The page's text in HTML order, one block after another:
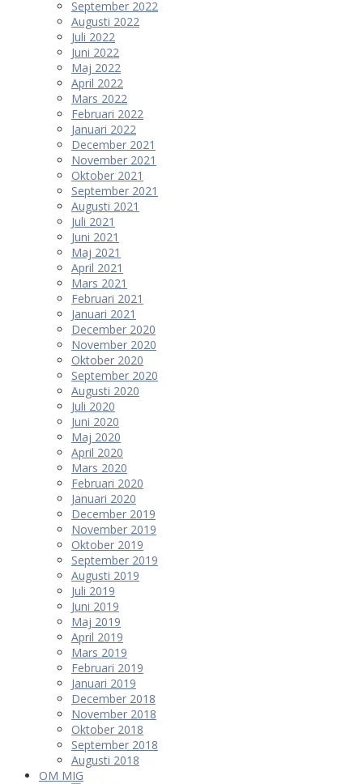
September 2022
Augusti 2022
Juli 2022
Juni 2022
Maj 2022
April 2022
Mars 2022
Februari 2022
Januari 2022
December 2021
November 2021
Oktober 2021
September 2021
Augusti 2021
Juli 2021
Juni 2021
Maj 2021
April 2021
Mars 2021
Februari 2021
Januari 2021
December 2020
November 2020
Oktober 2020
September 2020
Augusti 2020
Juli 2020
Juni 2020
Maj 2020
April 2020
Mars 2020
Februari 2020
Januari 2020
December 2019
November 2019
Oktober 2019
September 2019
Augusti 2019
Juli 2019
Juni 2019
Maj 2019
April 2019
Mars 2019
Februari 2019
Januari 2019
December 2018
November 2018
Oktober 2018
September 2018
Augusti 2018
OM MIG